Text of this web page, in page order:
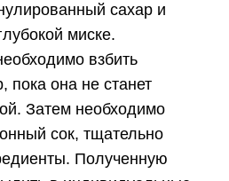
сахар и
миске.
взбить
пока она не станет
Затем необходимо
сок, тщательно
Полученную